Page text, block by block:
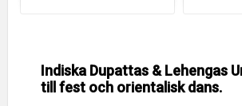
Indiska Dupattas & Lehengas
till fest och orientalisk dans.